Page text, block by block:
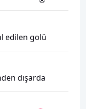
edilen golü
dışarda